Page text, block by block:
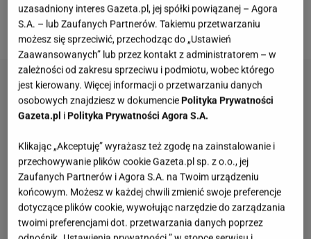
potencjalnego rozstania pary. Wszystko wskazuje na
to, że obawy internautów były bezpodstawne.
uzasadniony interes Gazeta.pl, jej spółki powiązanej – Agora
S.A. – lub Zaufanych Partnerów. Takiemu przetwarzaniu
możesz się sprzeciwić, przechodząc do „Ustawień
Zaawansowanych” lub przez kontakt z administratorem – w
zależności od zakresu sprzeciwu i podmiotu, wobec którego
jest kierowany. Więcej informacji o przetwarzaniu danych
osobowych znajdziesz w dokumencie Polityka Prywatności
Gazeta.pl i Polityka Prywatności Agora S.A.
Klikając „Akceptuję” wyrażasz też zgodę na zainstalowanie i
przechowywanie plików cookie Gazeta.pl sp. z o.o., jej
Zaufanych Partnerów i Agora S.A. na Twoim urządzeniu
końcowym. Możesz w każdej chwili zmienić swoje preferencje
dotyczące plików cookie, wywołując narzędzie do zarządzania
twoimi preferencjami dot. przetwarzania danych poprzez